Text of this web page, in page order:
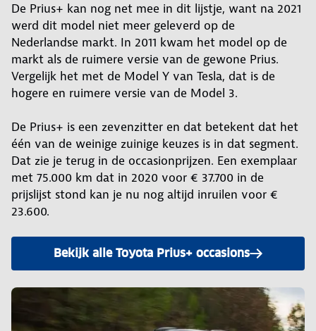
De Prius+ kan nog net mee in dit lijstje, want na 2021
werd dit model niet meer geleverd op de
Nederlandse markt. In 2011 kwam het model op de
markt als de ruimere versie van de gewone Prius.
Vergelijk het met de Model Y van Tesla, dat is de
hogere en ruimere versie van de Model 3.
De Prius+ is een zevenzitter en dat betekent dat het
één van de weinige zuinige keuzes is in dat segment.
Dat zie je terug in de occasionprijzen. Een exemplaar
met 75.000 km dat in 2020 voor € 37.700 in de
prijslijst stond kan je nu nog altijd inruilen voor €
23.600.
Bekijk alle Toyota Prius+ occasions